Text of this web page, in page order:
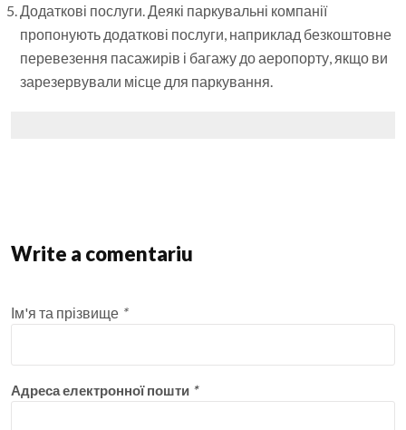
Додаткові послуги. Деякі паркувальні компанії
пропонують додаткові послуги, наприклад безкоштовне
перевезення пасажирів і багажу до аеропорту, якщо ви
зарезервували місце для паркування.
Write a comentariu
Ім'я та прізвище *
Адреса електронної пошти *